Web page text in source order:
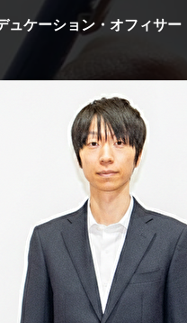
ュケーション・オフィサー